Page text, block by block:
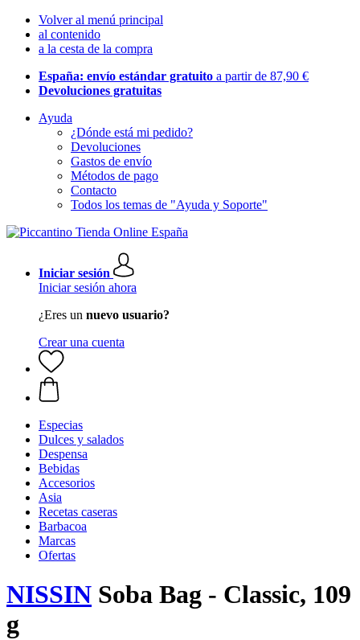
Volver al menú principal
al contenido
a la cesta de la compra
España: envío estándar gratuito a partir de 87,90 €
Devoluciones gratuitas
Ayuda
¿Dónde está mi pedido?
Devoluciones
Gastos de envío
Métodos de pago
Contacto
Todos los temas de "Ayuda y Soporte"
Iniciar sesión
Iniciar sesión ahora
¿Eres un nuevo usuario?
Crear una cuenta
Especias
Dulces y salados
Despensa
Bebidas
Accesorios
Asia
Recetas caseras
Barbacoa
Marcas
Ofertas
NISSIN Soba Bag - Classic, 109
g